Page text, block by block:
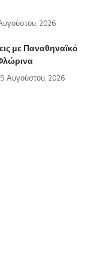
2026
με Παναθηναϊκό
Αυγούστου, 2026